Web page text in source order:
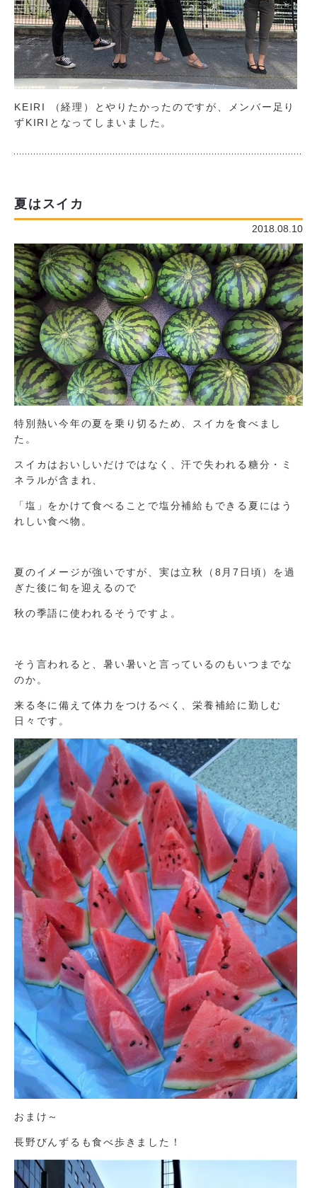
KEIRI （経理）とやりたかったのですが、メンバー足り
ずKIRIとなってしまいました。
夏はスイカ
2018.08.10
特別熱い今年の夏を乗り切るため、スイカを食べまし
た。
スイカはおいしいだけではなく、汗で失われる糖分・ミ
ネラルが含まれ、
「塩」をかけて食べることで塩分補給もできる夏にはう
れしい食べ物。
夏のイメージが強いですが、実は立秋（8月7日頃）を過
ぎた後に旬を迎えるので
秋の季語に使われるそうですよ。
そう言われると、暑い暑いと言っているのもいつまでな
のか。
来る冬に備えて体力をつけるべく、栄養補給に勤しむ
日々です。
おまけ～
長野びんずるも食べ歩きました！